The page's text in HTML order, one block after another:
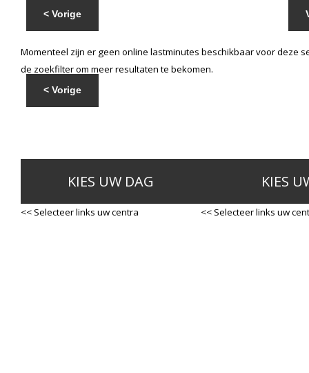
< Vorige
Momenteel zijn er geen online lastminutes beschikbaar voor deze
de zoekfilter om meer resultaten te bekomen.
< Vorige
KIES UW DAG
<< Selecteer links uw centra
KIES
<< Selecteer links uw